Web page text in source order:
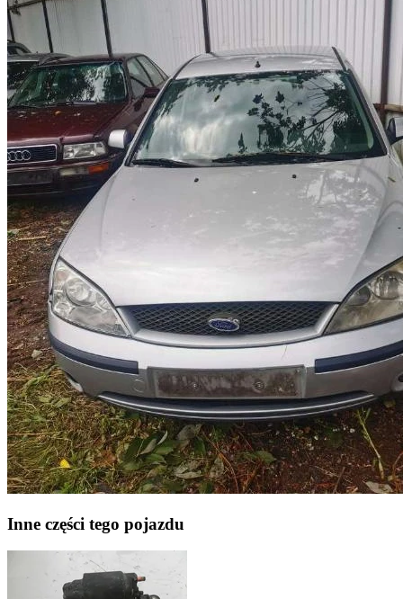
Inne części tego pojazdu